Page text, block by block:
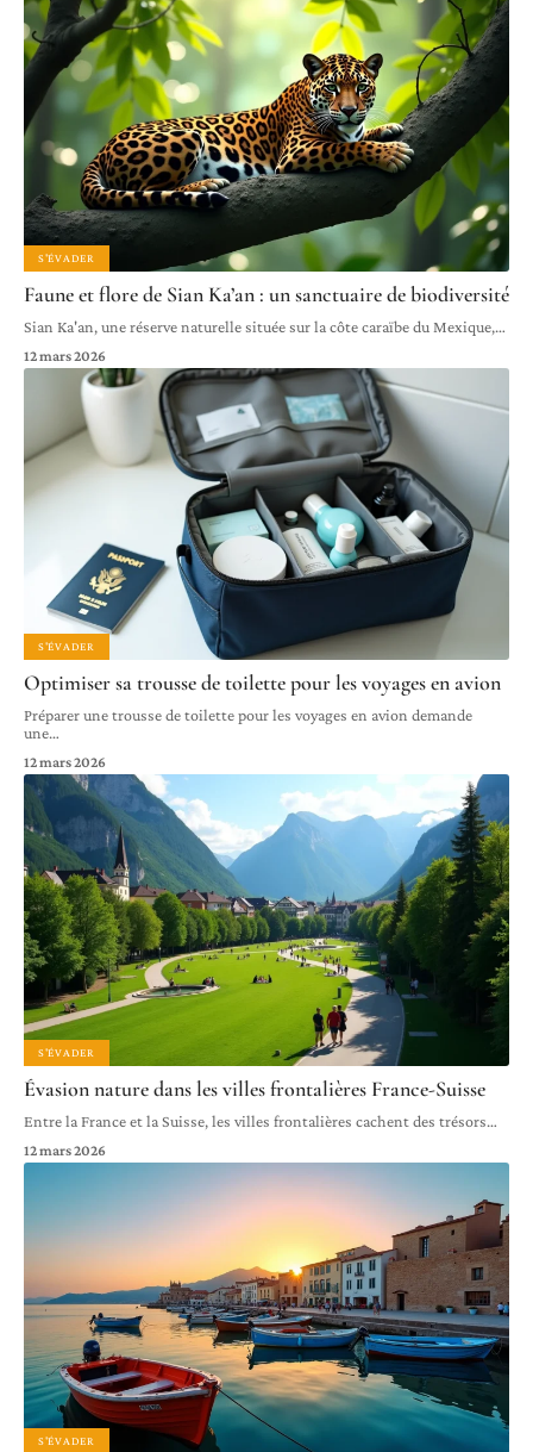
S'ÉVADER
Faune et flore de Sian Ka’an : un sanctuaire de biodiversité
Sian Ka'an, une réserve naturelle située sur la côte caraïbe du Mexique,…
12 mars 2026
S'ÉVADER
Optimiser sa trousse de toilette pour les voyages en avion
Préparer une trousse de toilette pour les voyages en avion demande
une…
12 mars 2026
S'ÉVADER
Évasion nature dans les villes frontalières France-Suisse
Entre la France et la Suisse, les villes frontalières cachent des trésors…
12 mars 2026
S'ÉVADER